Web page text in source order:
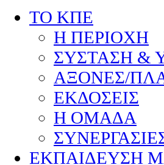
ΤΟ ΚΠΕ
Η ΠΕΡΙΟΧΗ
ΣΥΣΤΑΣΗ &
ΑΞΟΝΕΣ/
ΕΚΔΟΣΕΙΣ
Η ΟΜΑΔΑ
ΕΚΠΑΙΔΕΥΣΗ